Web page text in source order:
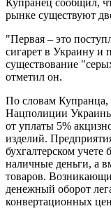
рынке существуют
"Первая – это
сигарет в Украину и
существование
отметил он.
По словам
Нацполиции
от уплаты 5%
изделий.
бухгалтерском
наличные деньги, а
товаров.
денежный оборот
конвертационных